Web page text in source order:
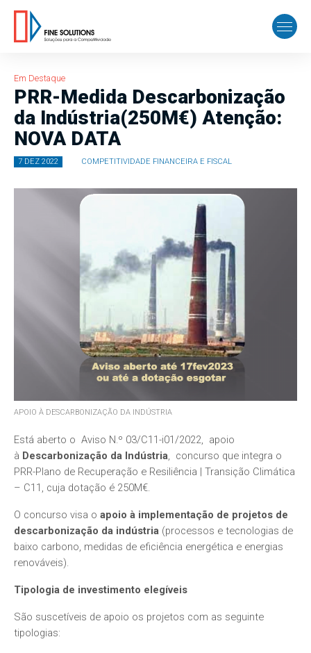
Em Destaque
PRR-Medida Descarbonização
da Indústria(250M€) Atenção:
NOVA DATA
7 DEZ 2022 COMPETITIVIDADE FINANCEIRA E FISCAL
APOIO À DESCARBONIZAÇÃO DA INDÚSTRIA
Está aberto o Aviso N.º 03/C11-i01/2022, apoio
à Descarbonização da Indústria, concurso que integra o
PRR-Plano de Recuperação e Resiliência | Transição Climática
– C11, cuja dotação é 250M€.
O concurso visa o apoio à implementação de projetos de
descarbonização da indústria (processos e tecnologias de
baixo carbono, medidas de eficiência energética e energias
renováveis).
Tipologia de investimento elegíveis
São suscetíveis de apoio os projetos com as seguinte
tipologias: